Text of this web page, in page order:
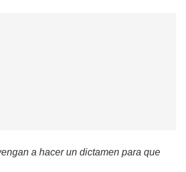
a hacer un dictamen para que